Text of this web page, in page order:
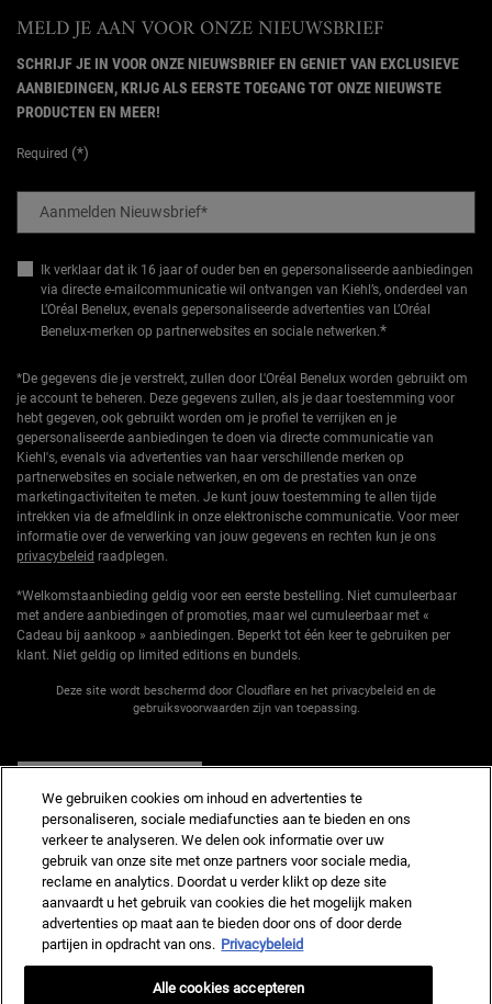
MELD JE AAN VOOR ONZE NIEUWSBRIEF
SCHRIJF JE IN VOOR ONZE NIEUWSBRIEF EN GENIET VAN EXCLUSIEVE
AANBIEDINGEN, KRIJG ALS EERSTE TOEGANG TOT ONZE NIEUWSTE
PRODUCTEN EN MEER!
Required (*)
Aanmelden Nieuwsbrief*
Ik verklaar dat ik 16 jaar of ouder ben en gepersonaliseerde aanbiedingen
via directe e-mailcommunicatie wil ontvangen van Kiehl’s, onderdeel van
L’Oréal Benelux, evenals gepersonaliseerde advertenties van L’Oréal
Benelux-merken op partnerwebsites en sociale netwerken.*
*De gegevens die je verstrekt, zullen door L'Oréal Benelux worden gebruikt om
je account te beheren. Deze gegevens zullen, als je daar toestemming voor
hebt gegeven, ook gebruikt worden om je profiel te verrijken en je
gepersonaliseerde aanbiedingen te doen via directe communicatie van
Kiehl's, evenals via advertenties van haar verschillende merken op
partnerwebsites en sociale netwerken, en om de prestaties van onze
marketingactiviteiten te meten. Je kunt jouw toestemming te allen tijde
intrekken via de afmeldlink in onze elektronische communicatie. Voor meer
informatie over de verwerking van jouw gegevens en rechten kun je ons
privacybeleid raadplegen.
*Welkomstaanbieding geldig voor een eerste bestelling. Niet cumuleerbaar
met andere aanbiedingen of promoties, maar wel cumuleerbaar met «
Cadeau bij aankoop » aanbiedingen. Beperkt tot één keer te gebruiken per
klant. Niet geldig op limited editions en bundels.
Deze site wordt beschermd door Cloudflare en het privacybeleid en de
gebruiksvoorwaarden zijn van toepassing.
Fabrikantinformatie
KIEHL'S
14, rue Royale - 75008 Paris France
kiehls@nl.oaccare.com
We gebruiken cookies om inhoud en advertenties te
personaliseren, sociale mediafuncties aan te bieden en ons
verkeer te analyseren. We delen ook informatie over uw
gebruik van onze site met onze partners voor sociale media,
reclame en analytics. Doordat u verder klikt op deze site
aanvaardt u het gebruik van cookies die het mogelijk maken
advertenties op maat aan te bieden door ons of door derde
partijen in opdracht van ons. Privacybeleid
Alle cookies accepteren